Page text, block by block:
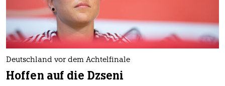
genossenschaft
epaper login
Deutschland vor dem Achtelfinale
Hoffen auf die Dzseni